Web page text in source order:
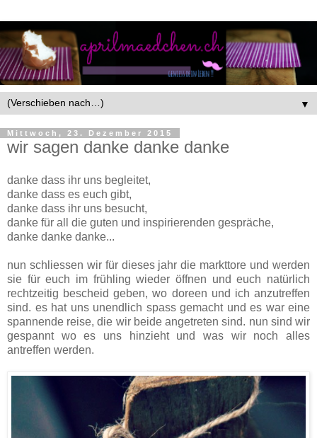
▼
Mittwoch, 23. Dezember 2015
wir sagen danke danke danke
danke dass ihr uns begleitet,
danke dass es euch gibt,
danke dass ihr uns besucht,
danke für all die guten und inspirierenden gespräche,
danke danke danke...
nun schliessen wir für dieses jahr die markttore und werden
sie für euch im frühling wieder öffnen und euch natürlich
rechtzeitig bescheid geben, wo doreen und ich anzutreffen
sind. es hat uns unendlich spass gemacht und es war eine
spannende reise, die wir beide angetreten sind. nun sind wir
gespannt wo es uns hinzieht und was wir noch alles
antreffen werden.